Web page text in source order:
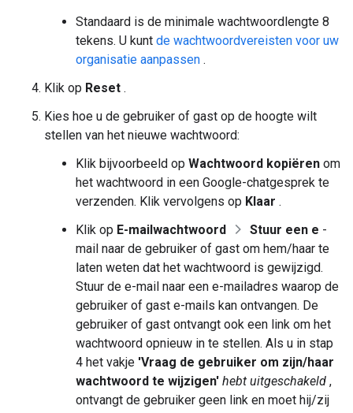
Standaard is de minimale wachtwoordlengte 8
tekens. U kunt de wachtwoordvereisten voor uw
organisatie aanpassen .
Klik op Reset .
Kies hoe u de gebruiker of gast op de hoogte wilt
stellen van het nieuwe wachtwoord:
Klik bijvoorbeeld op Wachtwoord kopiëren om
het wachtwoord in een Google-chatgesprek te
verzenden. Klik vervolgens op Klaar .
Klik op E-mailwachtwoord Stuur een e -
mail naar de gebruiker of gast om hem/haar te
laten weten dat het wachtwoord is gewijzigd.
Stuur de e-mail naar een e-mailadres waarop de
gebruiker of gast e-mails kan ontvangen. De
gebruiker of gast ontvangt ook een link om het
wachtwoord opnieuw in te stellen. Als u in stap
4 het vakje 'Vraag de gebruiker om zijn/haar
wachtwoord te wijzigen' hebt uitgeschakeld ,
ontvangt de gebruiker geen link en moet hij/zij